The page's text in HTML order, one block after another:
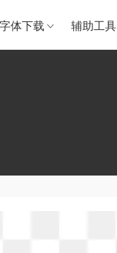
字体下载 辅助工具